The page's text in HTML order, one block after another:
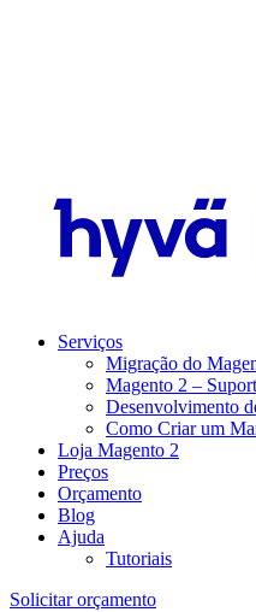
Serviços
Migração do
Magento 2 –
Desenvolvimento
Como Criar um
Loja Magento 2
Preços
Orçamento
Blog
Ajuda
Tutoriais
Solicitar orçamento